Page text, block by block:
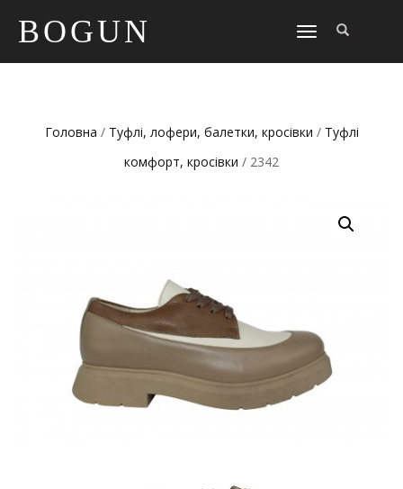
BOGUN
TOGGLE
Головна / Туфлі, лофери, балетки, кросівки / Туфлі
комфорт, кросівки / 2342